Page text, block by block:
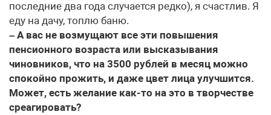
последние два года случается редко), я счастлив. Я
еду на дачу, топлю баню.
– А вас не возмущают все эти повышения
пенсионного возраста или высказывания
чиновников, что на 3500 рублей в месяц можно
спокойно прожить, и даже цвет лица улучшится.
Может, есть желание как-то на это в творчестве
среагировать?